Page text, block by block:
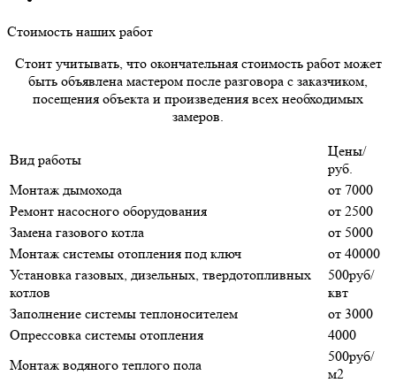
Стоимость наших работ
Стоит учитывать, что окончательная стоимость работ может
быть объявлена мастером после разговора с заказчиком,
посещения объекта и произведения всех необходимых
замеров.
Вид работы
Цены/
руб.
Монтаж дымохода
от 7000
Ремонт насосного оборудования
от 2500
Замена газового котла
от 5000
Монтаж системы отопления под ключ
от 40000
Установка газовых, дизельных, твердотопливных
котлов
500руб/
квт
Заполнение системы теплоносителем
от 3000
Опрессовка системы отопления
4000
Монтаж водяного теплого пола
500руб/
м2